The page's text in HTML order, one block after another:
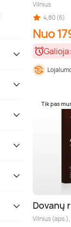
Vilnius
4,80 (6)
Nuo
Galioja:
Tik pas
Dovanų
Vilnius